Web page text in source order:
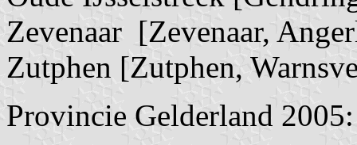
Zevenaar [Zevenaar,
Zutphen [Zutphen,
Provincie Gelderland 2005: